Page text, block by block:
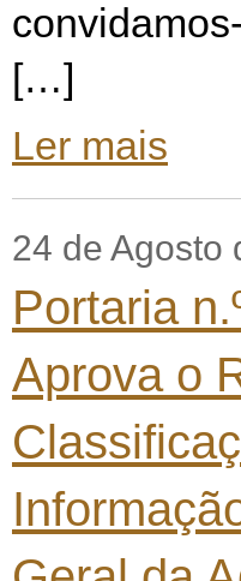
[…]
Ler mais
24 de Agosto
Portaria
Aprova o